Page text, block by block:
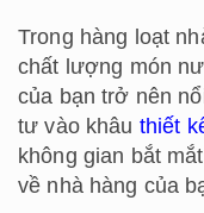
Trong hàng loạt
chất lượng món
của bạn trở nên
tư vào khâu thiết
không gian bắt
về nhà hàng của